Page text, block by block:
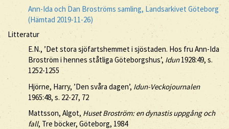
Ann-Ida och Dan Broströms samling, Landsarkivet Göteborg
(Hämtad 2019-11-26)
Litteratur
E.N., ’Det stora sjöfartshemmet i sjöstaden. Hos fru Ann-Ida
Broström i hennes ståtliga Göteborgshus’, Idun1928:49, s.
1252-1255
Hjörne, Harry, ’Den svåra dagen’, Idun-Veckojournalen
1965:48, s. 22-27, 72
Mattsson, Algot, Huset Broström: en dynastis uppgång och
fall, Tre böcker, Göteborg, 1984